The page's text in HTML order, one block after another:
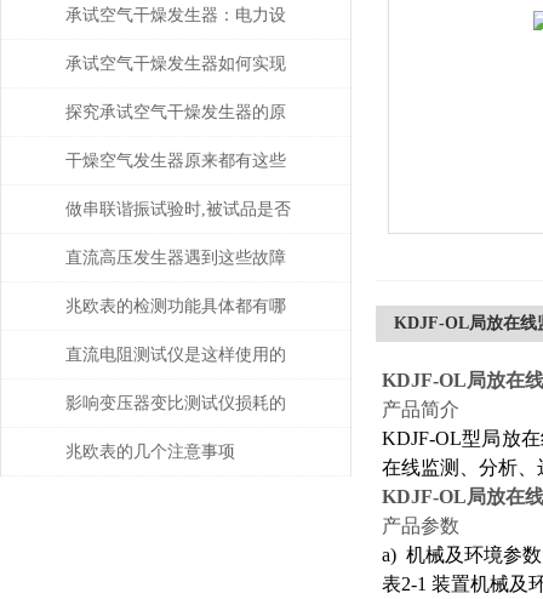
承试空气干燥发生器：电力设
备绝缘维护的守护者
承试空气干燥发生器如何实现
自动化控制？
探究承试空气干燥发生器的原
理与应用
干燥空气发生器原来都有这些
性能和特点
做串联谐振试验时,被试品是否
被击穿该如何判断？
直流高压发生器遇到这些故障
该如何处理？
兆欧表的检测功能具体都有哪
些？
直流电阻测试仪是这样使用的
吗？
影响变压器变比测试仪损耗的
主要因素是什么？
兆欧表的几个注意事项
KDJF-OL局放在线
KDJF-OL局放在
产品简介
KDJF-OL型局放
在线监测、分析
KDJF-OL局放在
产品参数
a) 机械及环境参数
表2-1 装置机械及